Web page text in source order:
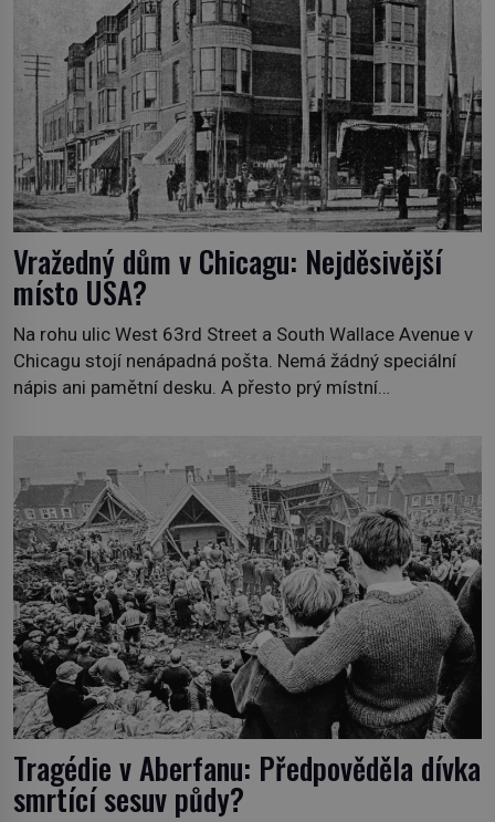
nejpůsobivějších námořních záhad? […]
Vražedný dům v Chicagu: Nejděsivější
místo USA?
Na rohu ulic West 63rd Street a South Wallace Avenue v
Chicagu stojí nenápadná pošta. Nemá žádný speciální
nápis ani pamětní desku. A přesto prý místní
sídlil sériový vrah H. H. Holmes a také nejpropracovanější
past na lidi v dějinách americké kriminalistiky. Herman
Webster Mudgett (1861–1896) přijíždí […]
Tragédie v Aberfanu: Předpověděla dívka
smrtící sesuv půdy?